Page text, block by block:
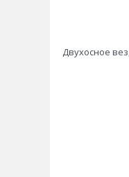
Двухосное